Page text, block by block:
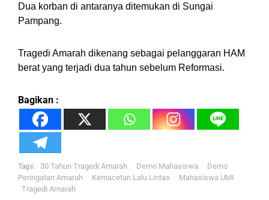
Dua korban di antaranya ditemukan di Sungai
Pampang.
Tragedi Amarah dikenang sebagai pelanggaran HAM
berat yang terjadi dua tahun sebelum Reformasi.
Bagikan :
Tags: 30 Tahun Tragedi Amarah Demo Mahasiswa
Demo
Peringatan Amarah
Kemacetan Lalu Lintas
Mahasiswa UMI
Tragedi Amarah